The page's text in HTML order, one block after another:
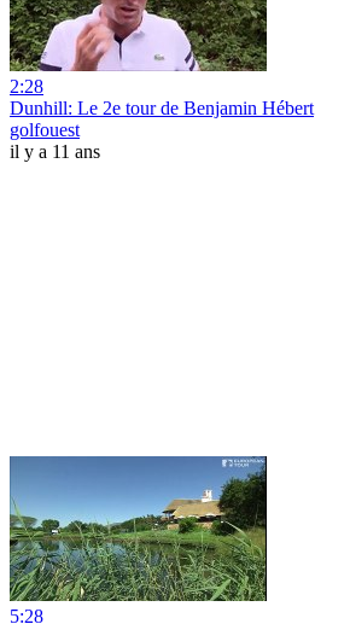
2:28
Dunhill: Le 2e tour de Benjamin Hébert
golfouest
il y a 11 ans
5:28